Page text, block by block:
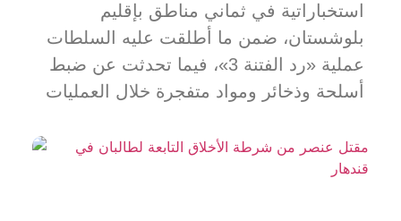
استخباراتية في ثماني مناطق بإقليم
بلوشستان، ضمن ما أطلقت عليه السلطات
عملية «رد الفتنة 3»، فيما تحدثت عن ضبط
أسلحة وذخائر ومواد متفجرة خلال العمليات